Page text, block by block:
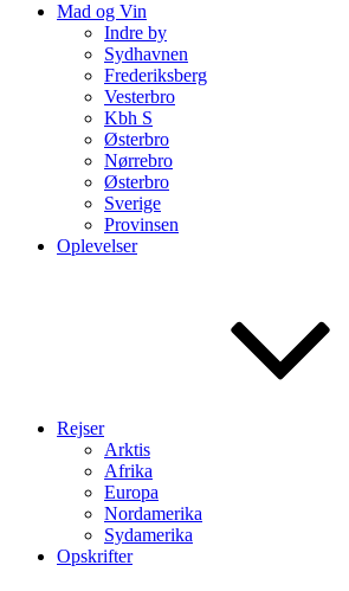
Mad og Vin
Indre by
Sydhavnen
Frederiksberg
Vesterbro
Kbh S
Østerbro
Nørrebro
Østerbro
Sverige
Provinsen
Oplevelser
Rejser
Arktis
Afrika
Europa
Nordamerika
Sydamerika
Opskrifter